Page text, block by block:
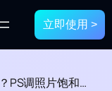
立即使用 >
片饱和度的4种方法